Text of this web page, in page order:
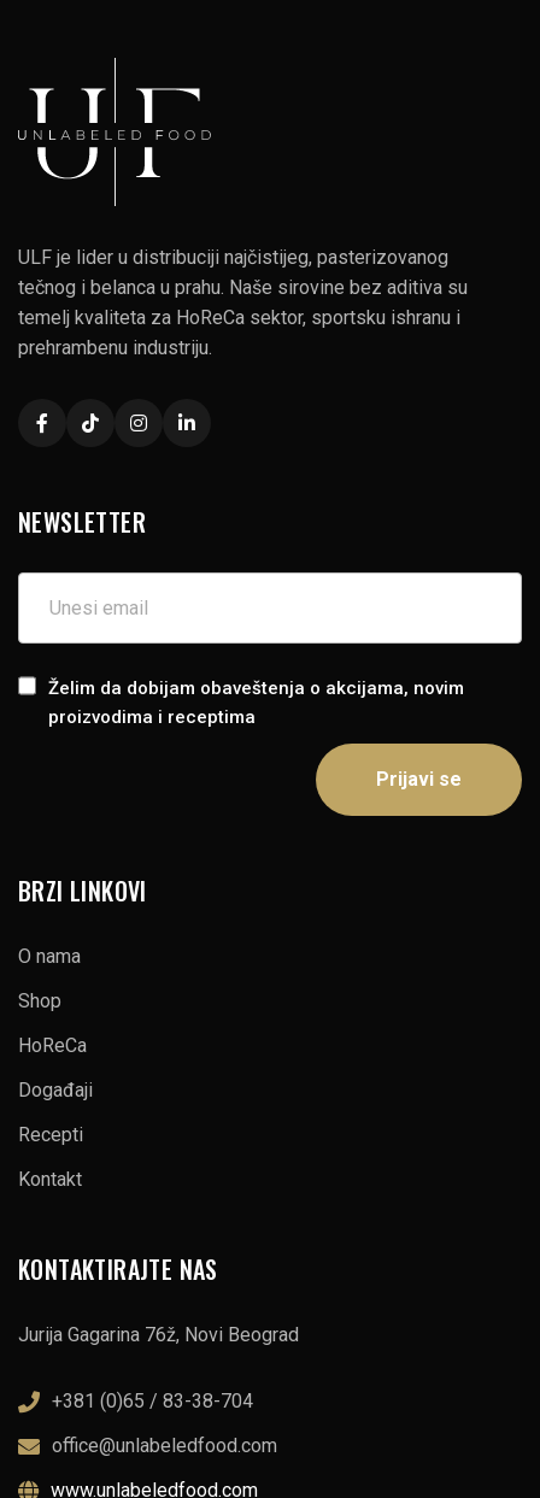
ULF je lider u distribuciji najčistijeg, pasterizovanog
tečnog i belanca u prahu. Naše sirovine bez aditiva su
temelj kvaliteta za HoReCa sektor, sportsku ishranu i
prehrambenu industriju.
BRZI LINKOVI
O nama
Shop
HoReCa
Događaji
Recepti
Kontakt
KONTAKTIRAJTE NAS
Jurija Gagarina 76ž, Novi Beograd
+381 (0)65 / 83-38-704
office@unlabeledfood.com
www.unlabeledfood.com
NEWSLETTER
Želim da dobijam obaveštenja o akcijama, novim
proizvodima i receptima